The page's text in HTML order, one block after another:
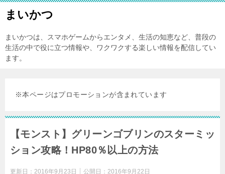
まいかつ
まいかつは、スマホゲームからエンタメ、生活の知恵など、普段の
生活の中で役に立つ情報や、ワクワクする楽しい情報を配信してい
ます。
※本ページはプロモーションが含まれています
【モンスト】グリーンゴブリンのスターミッ
ション攻略！HP80％以上の方法
更新日： 2016年9月23日 公開日： 2016年9月22日